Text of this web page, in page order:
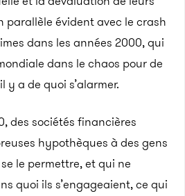
parallèle évident avec le crash
dans les années 2000, qui
dans le chaos pour de
y a de quoi s’alarmer.
des sociétés financières
hypothèques à des gens
le permettre, et qui ne
quoi ils s’engageaient, ce qui